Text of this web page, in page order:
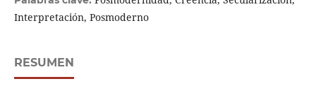
Interpretación, Posmoderno
RESUMEN